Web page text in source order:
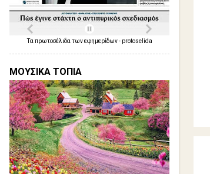
Τα πρωτοσέλιδα τωνεφημερίδων- protoselida
ΜΟΥΣΙΚΑ ΤΟΠΙΑ